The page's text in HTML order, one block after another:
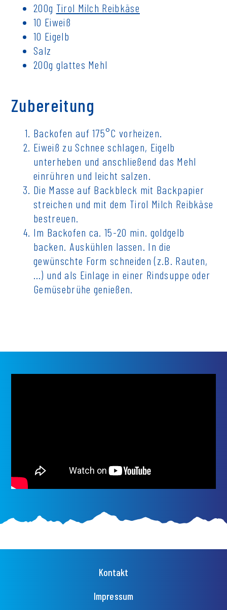
200g Tirol Milch Reibkäse
10 Eiweiß
10 Eigelb
Salz
200g glattes Mehl
Zubereitung
Backofen auf 175°C vorheizen.
Eiweiß zu Schnee schlagen, Eigelb
unterheben und anschließend das Mehl
einrühren und leicht salzen.
Die Masse auf Backbleck mit Backpapier
streichen und mit dem Tirol Milch Reibkäse
bestreuen.
Im Backofen ca. 15-20 min. goldgelb
backen. Auskühlen lassen. In die
gewünschte Form schneiden (z.B. Rauten,
…) und als Einlage in einer Rindsuppe oder
Gemüsebrühe genießen.
FußzeilenmenüKontakt
Impressum